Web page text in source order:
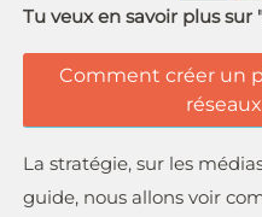
Tu veux en savoir plus sur
Comment créer un
La stratégie, sur les
guide, nous allons voir